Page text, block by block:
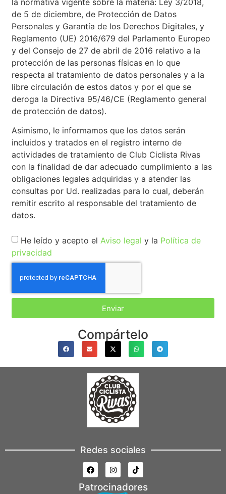
de 5 de diciembre, de Protección de Datos
Personales y Garantía de los Derechos Digitales, y
Reglamento (UE) 2016/679 del Parlamento Europeo
y del Consejo de 27 de abril de 2016 relativo a la
protección de las personas físicas en lo que
respecta al tratamiento de datos personales y a la
libre circulación de estos datos y por el que se
deroga la Directiva 95/46/CE (Reglamento general
de protección de datos).
Asimismo, le informamos que los datos serán
incluidos y tratados en el registro interno de
actividades de tratamiento de Club Ciclista Rivas
con la finalidad de dar adecuado cumplimiento a las
obligaciones legales adquiridas y a atender las
consultas por Ud. realizadas para lo cual, deberán
remitir escrito al responsable del tratamiento de
datos.
He leído y acepto el Aviso legal y la Política de
privacidad
Enviar
Compártelo
Redes sociales
Patrocinadores